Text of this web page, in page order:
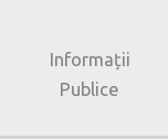
Informații
Publice